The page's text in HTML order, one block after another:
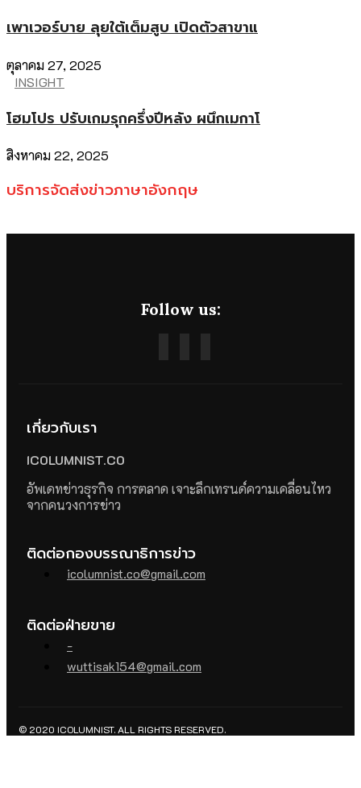
เพาเวอร์บาย ลุยใต้เต็มสูบ เปิดตัวสาขาแ
ตุลาคม 27, 2025
INSIGHT
โฮมโปร ปรับเกมรุกครึ่งปีหลัง ผนึกเมกาโ
สิงหาคม 22, 2025
บริการจัดส่งข่าวภาษาอังกฤษ
Follow us:
เกี่ยวกับเรา
ICOLUMNIST.CO
อัพเดทข่าวธุรกิจ การตลาด เจาะลึกเทรนด์ความเคลื่อนไหว
จากคนวงการข่าว
ติดต่อกองบรรณาธิการข่าว
icolumnist.co@gmail.com
ติดต่อฝ่ายขาย
-
wuttisak154@gmail.com
© 2020 ICOLUMNIST. ALL RIGHTS RESERVED.